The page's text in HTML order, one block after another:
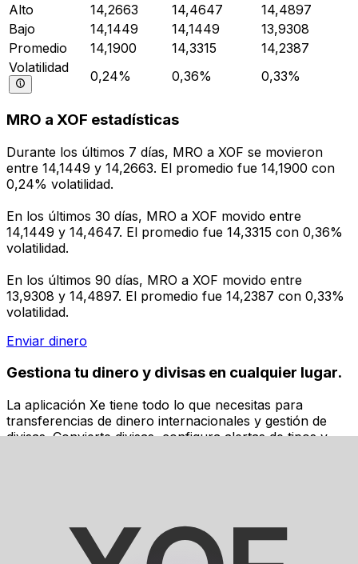
Alto
14,2663 14,4647
14,4897
Bajo
14,1449 14,1449
13,9308
Promedio
14,1900 14,3315
14,2387
Volatilidad
0,24% 0,36% 0,33%
MRO a XOF estadísticas
Durante los últimos 7 días, MRO a XOF se movieron
entre 14,1449 y 14,2663. El promedio fue 14,1900 con
0,24% volatilidad.
En los últimos 30 días, MRO a XOF movido entre
14,1449 y 14,4647. El promedio fue 14,3315 con 0,36%
volatilidad.
En los últimos 90 días, MRO a XOF movido entre
13,9308 y 14,4897. El promedio fue 14,2387 con 0,33%
volatilidad.
Enviar dinero
Gestiona tu dinero y divisas en cualquier lugar.
La aplicación Xe tiene todo lo que necesitas para
transferencias de dinero internacionales y gestión de
divisas. Convierte divisas, configura alertas de tipos y